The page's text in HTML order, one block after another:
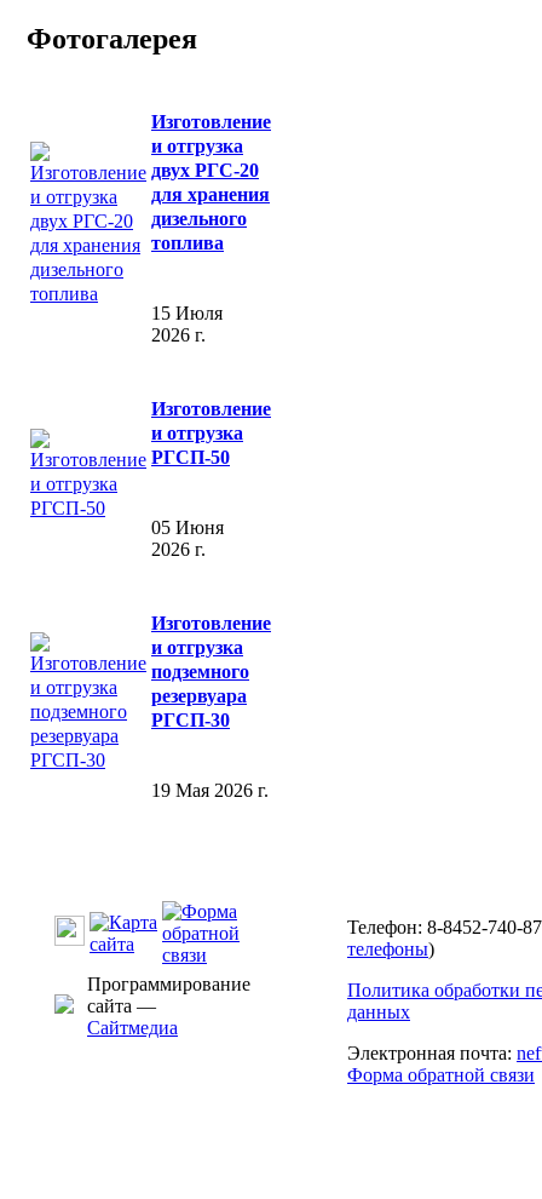
Фотогалерея
Изготовление
и отгрузка
двух РГС-20
для хранения
дизельного
топлива
15 Июля
2026 г.
Изготовление
и отгрузка
РГСП-50
05 Июня
2026 г.
Изготовление
и отгрузка
подземного
резервуара
РГСП-30
19 Мая 2026 г.
Программирование
сайта —
Сайтмедиа
Телефон: 8-8452-740-
телефоны)
Политика обработки
данных
Электронная почта:
Форма обратной связи